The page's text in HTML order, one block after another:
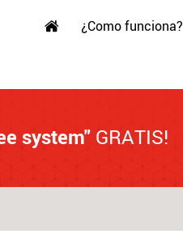
¿Como funciona?
system" GRATIS!